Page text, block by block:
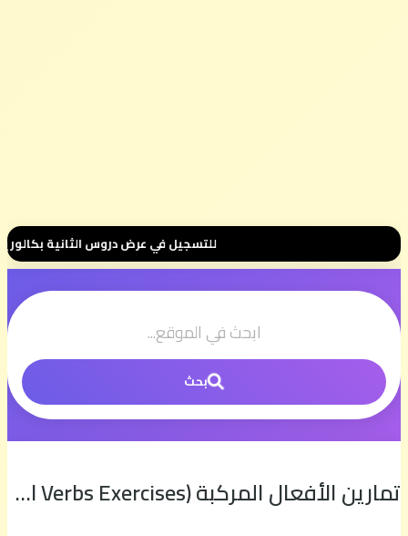
للتسجيل في عرض دروس الثانية بكالوريا 📚 بثمن رمزي 💰 500 درهم فقط للموسم الكامل ⭐ تواصل معنا عبر واتساب هنا 📲06.00.58.39.68📲
بحث
تمارين الأفعال المركبة (Phrasal Verbs Exercises) الجزء الثاني (2) | الإنجليزية مع السيمو